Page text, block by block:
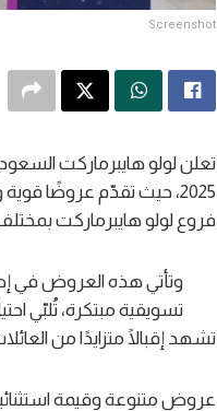
Screenshot
تعلن لولو هايبرماركت
2025، حيث تقدّم عروضًا
فروع لولو هايبرماركت بمختلف مناطق
وتأتي هذه العروض في
تسويقية مبتكرة، تُلبّي
تشهد إقبالًا متزايدًا من
عروض متنوعة وقيمة